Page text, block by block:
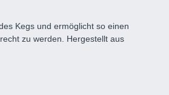
Kegs und ermöglicht so einen
zu werden. Hergestellt aus